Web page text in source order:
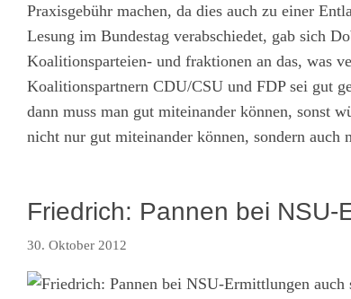
Praxisgebühr machen, da dies auch zu einer
Lesung im Bundestag verabschiedet, gab sich
Koalitionsparteien- und fraktionen an das, was
Koalitionspartnern CDU/CSU und FDP sei gut
dann muss man gut miteinander können, sonst
nicht nur gut miteinander können, sondern
Friedrich: Pannen bei
30. Oktober 2012